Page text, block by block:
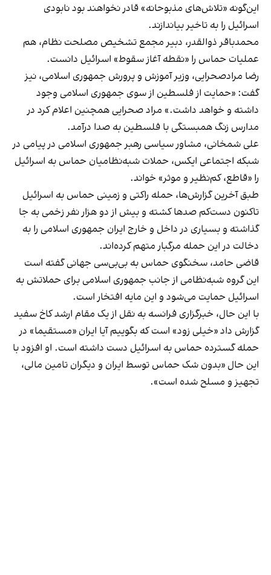
این‌گونه «تلاش‌های مذبوحانه» قادر نخواهند بود نابودی
اسرائیل را به تاخیر بیاندازند.
محمدباقر ذوالقدر، دبیر مجمع تشخیص مصلحت نظام، هم
عملیات حماس را «نقطه آغاز سقوط» اسرائیل دانست.
رضا مرادصحرایی، وزیر آموزش و پرورش جمهوری اسلامی، نیز
گفت: «حمایت از فلسطین از سوی جمهوری اسلامی وجود
داشته و خواهد داشت.» مراد صحرایی همچنین اعلام کرد در
مدارس زنگ همبستگی با فلسطین به صدا درآمد.
علی شمخانی، مشاور سیاسی رهبر جمهوری اسلامی در پیامی در
شبکه اجتماعی ایکس، حملات شبه‌نظامیان حماس به اسرائیل
را «قاطع، کم‌نظیر و موثر» خواند.
طبق آخرین گزارش‌ها، حمله راکتی و زمینی حماس به اسرائیل
تاکنون دست‌کم صدها کشته و بیش از دو هزار نفر زخمی به جا
گذاشته و بسیاری در داخل و خارج ایران جمهوری اسلامی را به
دخالت در این حمله مرگبار متهم کرده‌اند.
قاضی حامد، سخنگوی حماس به بی‌بی‌سی جهانی گفته است
این گروه شبه‌نظامی از جانب جمهوری اسلامی برای حملاتش به
اسرائیل حمایت می‌شود و این مایه افتخار است.
با این حال، خبرگزاری فرانسه به نقل از یک مقام ارشد کاخ سفید
گزارش داد «خیلی زود» است که بگوییم آیا ایران «مستقیما» در
حمله گسترده حماس به اسرائیل دست داشته است. او افزود با
این حال «بدون شک حماس توسط ایران و دیگران تامین مالی،
تجهیز و مسلح شده است».